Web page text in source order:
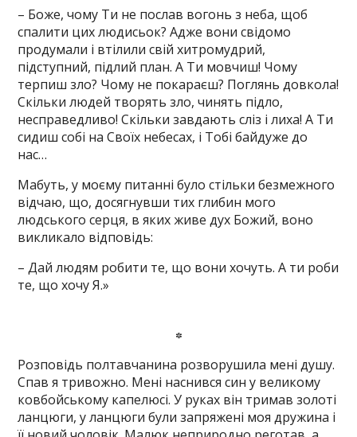
– Боже, чому Ти не послав вогонь з неба, щоб
спалити цих людисьок? Адже вони свідомо
продумали і втілили свій хитромудрий,
підступний, підлий план. А Ти мовчиш! Чому
терпиш зло? Чому не покараєш? Поглянь довкола!
Скільки людей творять зло, чинять підло,
несправедливо! Скільки завдають сліз і лиха! А Ти
сидиш собі на Своїх небесах, і Тобі байдуже до
нас…
Мабуть, у моєму питанні було стільки безмежного
відчаю, що, досягнувши тих глибин мого
людського серця, в яких живе дух Божий, воно
викликало відповідь:
– Дай людям робити те, що вони хочуть. А ти роби
те, що хочу Я.»
*
Розповідь полтавчанина розворушила мені душу.
Спав я тривожно. Мені наснився син у великому
ковбойському капелюсі. У руках він тримав золоті
ланцюги, у ланцюги були запряжені моя дружина і